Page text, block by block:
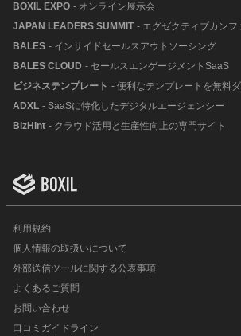
BOXIL EXPO - オンライン展示会
JAPAN LEADERS SUMMIT - エグゼクティブカンフ
BALES - インサイドセールスアウトソーシング
BALES CLOUD - セールスエンゲージメントSaaS
ビジネステンプレート - 便利なテンプレートを無料
ADXL - SaaSに特化したデジタルエージェンシー
BizHint - クラウド活用と生産性向上の専門サイト
利用規約
個人情報の取扱いについて
外部送信ツールに関する公表事項
よくあるご質問
お問い合わせ
口コミガイドライン